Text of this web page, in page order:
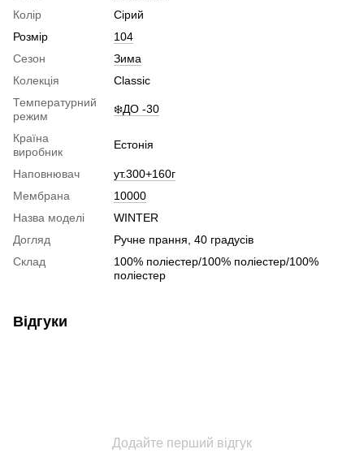
Колір
Сірий
Розмір
104
Сезон
Зима
Колекція
Classic
Температурний
режим
❄️ДО -30
Країна
виробник
Естонія
Наповнювач
ут.300+160г
Мембрана
10000
Назва моделі
WINTER
Догляд
Ручне прання, 40 градусів
Склад
100% поліестер/100% поліестер/100%
поліестер
Відгуки
Додайте перший відгук